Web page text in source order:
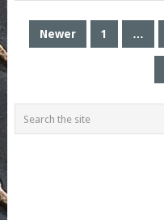
POSTS
Newer 1 …